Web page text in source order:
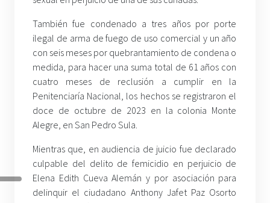
También fue condenado a tres años por porte
ilegal de arma de fuego de uso comercial y un año
con seis meses por quebrantamiento de condena o
medida, para hacer una suma total de 61 años con
cuatro meses de reclusión a cumplir en la
Penitenciaría Nacional, los hechos se registraron el
doce de octubre de 2023 en la colonia Monte
Alegre, en San Pedro Sula.
Mientras que, en audiencia de juicio fue declarado
culpable del delito de femicidio en perjuicio de
Elena Edith Cueva Alemán y por asociación para
delinquir el ciudadano Anthony Jafet Paz Osorto